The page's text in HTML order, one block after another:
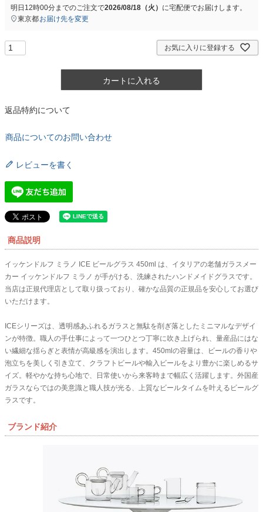
明日 12時00分までのご注文で2026/08/18（火） に宅配便でお届けします。
東京都お届け先を変更
お気に入りに登録する
カートに入れる
返品特約について
商品についてのお問い合わせ
レビューを書く
商品説明
イッケンドルフ ミラノ ICE ビールグラス 450ml は、イタリアの老舗ガラスメー
カー イッケンドルフ ミラノ が手がける、洗練されたハンドメイドグラスです。
当店は正規代理店として取り扱っており、確かな品質の正規品を安心してお選び
いただけます。
ICEシリーズは、透明感あふれるガラスと無駄を削ぎ落としたミニマルなデザイ
ンが特徴。職人の手仕事によって一つひとつ丁寧に吹き上げられ、量産品にはな
い繊細な揺らぎと表情が高級感を演出します。450mlの容量は、ビールの香りや
泡立ちを美しく引き立て、クラフトビールや輸入ビールをより豊かに楽しめるサ
イズ。軽やかな持ち心地で、日常使いから来客時まで幅広く活躍します。外国産
ガラスならではの美意識と職人技が光る、上質なビールタイムを叶えるビールグ
ラスです。
ブランド紹介